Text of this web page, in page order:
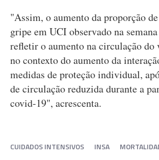
"Assim, o aumento da proporção
gripe em UCI observado na
refletir o aumento na circulação do
no contexto do aumento da
medidas de proteção individual,
de circulação reduzida durante a
covid-19", acrescenta.
CUIDADOS INTENSIVOS INSA